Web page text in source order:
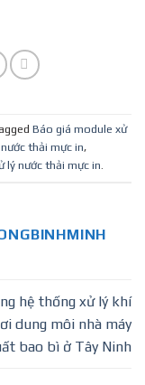
Báo giá module xử
thải mực in,
lý nước thải mực in
hệ thống xử lý khí
dung môi nhà máy
bao bì ở Tây Ninh